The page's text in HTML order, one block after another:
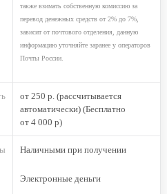
также взимать собственную комиссию за
перевод денежных средств от 2% до 7%,
зависит от почтового отделения, данную
информацию уточняйте заранее у операторов
Почты России.
от 250 р. (рассчитывается
автоматически) (Бесплатно
от 4 000 р)
Наличными при получении
Электронные деньги